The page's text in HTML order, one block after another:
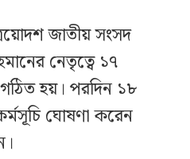
জাতীয় সংসদ
নেতৃত্বে ১৭
হয়। পরদিন ১৮
ঘোষণা করেন